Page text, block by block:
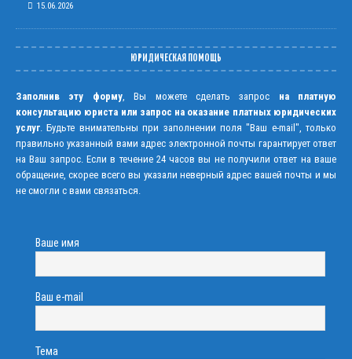
15.06.2026
ЮРИДИЧЕСКАЯ ПОМОЩЬ
Заполнив эту форму, Вы можете сделать запрос на платную
консультацию юриста или запрос на оказание платных юридических
услуг. Будьте внимательны при заполнении поля "Ваш e-mail", только
правильно указанный вами адрес электронной почты гарантирует ответ
на Ваш запрос. Если в течение 24 часов вы не получили ответ на ваше
обращение, скорее всего вы указали неверный адрес вашей почты и мы
не смогли с вами связаться.
Ваше имя
Ваш e-mail
Тема